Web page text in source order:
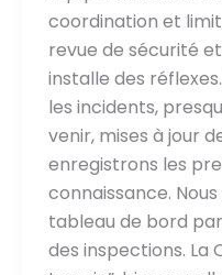
coordination et
revue de sécurité
installe des
les incidents,
venir, mises à jour
enregistrons les
connaissance.
tableau de bord
des inspections. La